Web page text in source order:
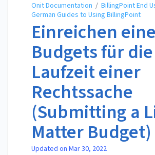
Onit Documentation / BillingPoint End
German Guides to Using BillingPoint
Einreichen
Budgets für die
Laufzeit einer
Rechtssache
(Submitting a
Matter Budget)
Updated on Mar 30, 2022